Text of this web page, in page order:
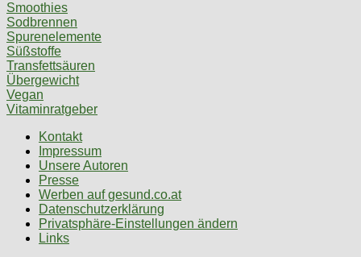
Smoothies
Sodbrennen
Spurenelemente
Süßstoffe
Transfettsäuren
Übergewicht
Vegan
Vitaminratgeber
Kontakt
Impressum
Unsere Autoren
Presse
Werben auf gesund.co.at
Datenschutzerklärung
Privatsphäre-Einstellungen ändern
Links